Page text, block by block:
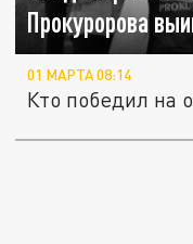
Прокуророва
01 МАРТА 08:14
Кто победил на